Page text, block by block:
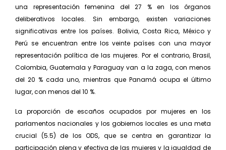
una representación femenina del 27 % en los órganos
deliberativos locales. Sin embargo, existen variaciones
significativas entre los países. Bolivia, Costa Rica, México y
Perú se encuentran entre los veinte países con una mayor
representación política de las mujeres. Por el contrario, Brasil,
Colombia, Guatemala y Paraguay van a la zaga, con menos
del 20 % cada uno, mientras que Panamá ocupa el último
lugar, con menos del 10 %.
La proporción de escaños ocupados por mujeres en los
parlamentos nacionales y los gobiernos locales es una meta
crucial (5.5) de los ODS, que se centra en garantizar la
participación plena y efectiva de las mujeres y la igualdad de